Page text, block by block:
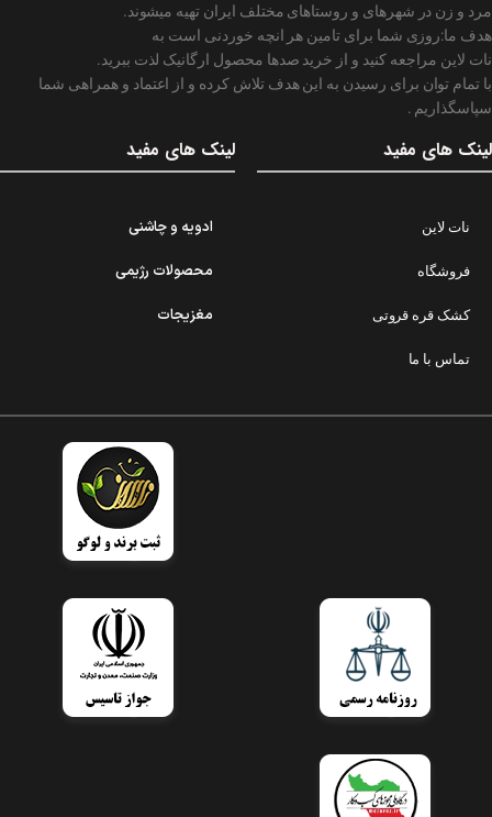
مرد و زن در شهرهای و روستاهای مختلف ایران تهیه میشوند.
هدف ما:روزی شما برای تامین هر انچه خوردنی است به
نات لاین مراجعه کنید و از خرید صدها محصول ارگانیک لذت ببرید.
با تمام توان برای رسیدن به این هدف تلاش کرده و از اعتماد و همراهی شما
سپاسگذاریم .
لینک های مفید
نات لاین
فروشگاه
کشک قره قروتی
تماس با ما
لینک های مفید
ادویه و چاشنی
محصولات رژیمی
مغزیجات